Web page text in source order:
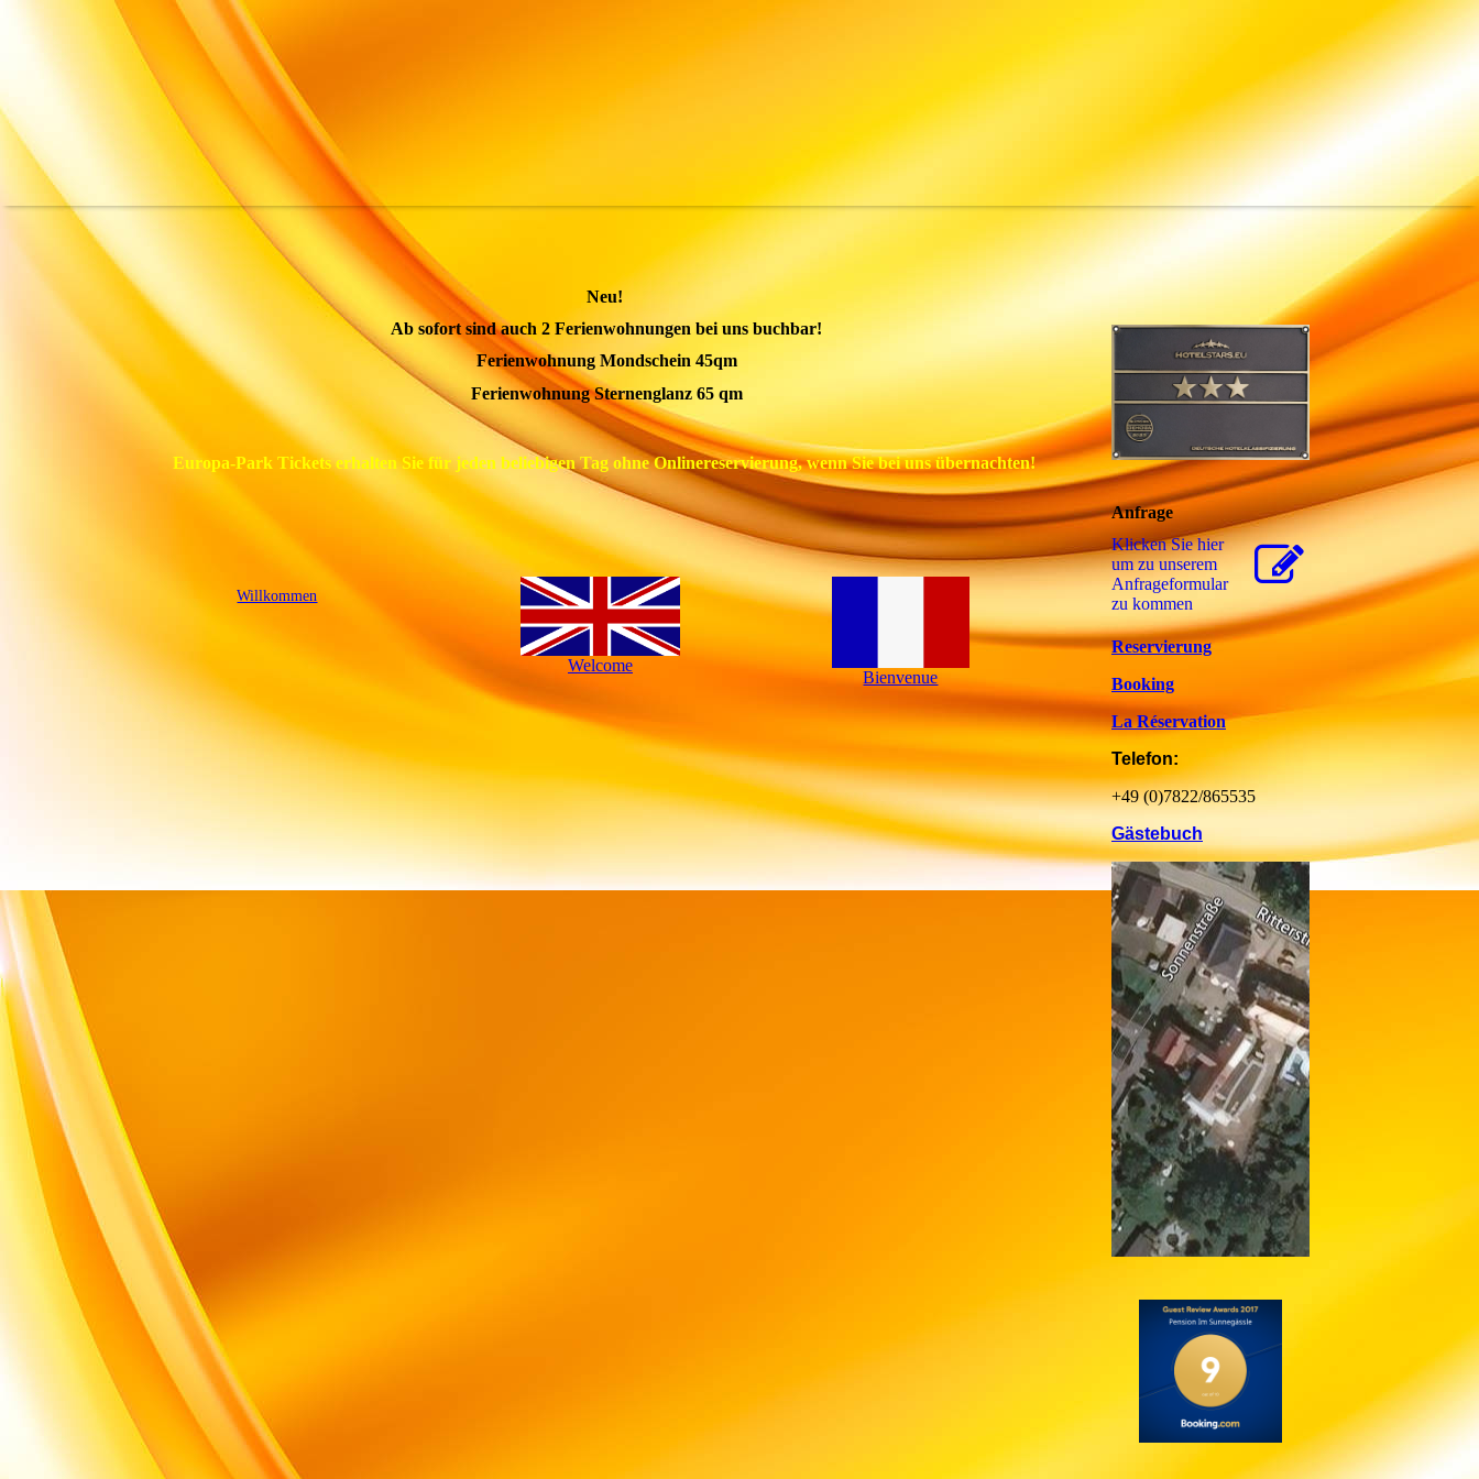
Neu!
Ab sofort sind auch 2 Ferienwohnungen bei uns buchbar!
Ferienwohnung Mondschein 45qm
Ferienwohnung Sternenglanz 65 qm
Europa-Park Tickets erhalten Sie für jeden beliebigen Tag ohne Onlinereservierung, wenn Sie bei uns übernachten!
Willkommen
Welcome
Bienvenue
Anfrage
Klicken Sie hier
um zu unserem
Anfrageformular
zu kommen
Reservierung
Booking
La Réservation
Telefon:
+49 (0)7822/865535
Gästebuch